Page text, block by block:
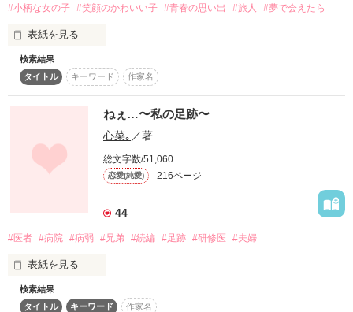
ステータス 全て 完結
長編
作品の長さについて
超短編！フェチから始まる溺愛コンテスト
#小柄な女の子 #笑顔のかわいい子 #青春の思い出 #旅人 #夢で会えたら
表紙を見る
さっちゃんは逝ってしまった。
遠い遠い星の国へ。
ぼくのことは覚えているかな？
みんなのことは覚えているかな？
いつかまた会えるかな？
好きだったよ　さっちゃん。
検索結果
タイトル
キーワード 作家名
ねぇ…〜私の足跡〜
心菜｡ ／著
総文字数/51,060
恋愛(純愛) 216ページ
44
#医者 #病院 #病弱 #兄弟 #続編 #足跡 #研修医 #夫婦
表紙を見る
検索結果
タイトル
キーワード 作家名